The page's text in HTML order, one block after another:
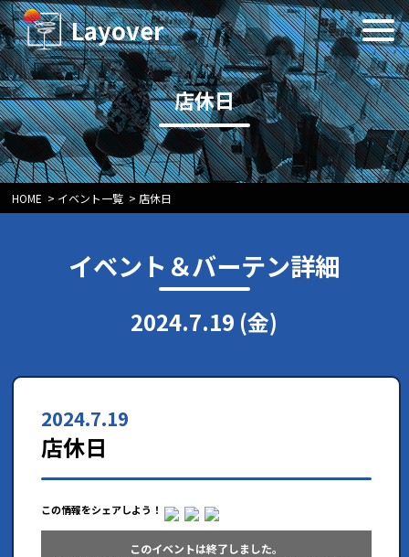
Layover
店休日
HOME > イベント一覧 > 店休日
イベント＆バーテン詳細
2024.7.19 (金)
2024.7.19
店休日
この情報をシェアしよう！
このイベントは終了しました。